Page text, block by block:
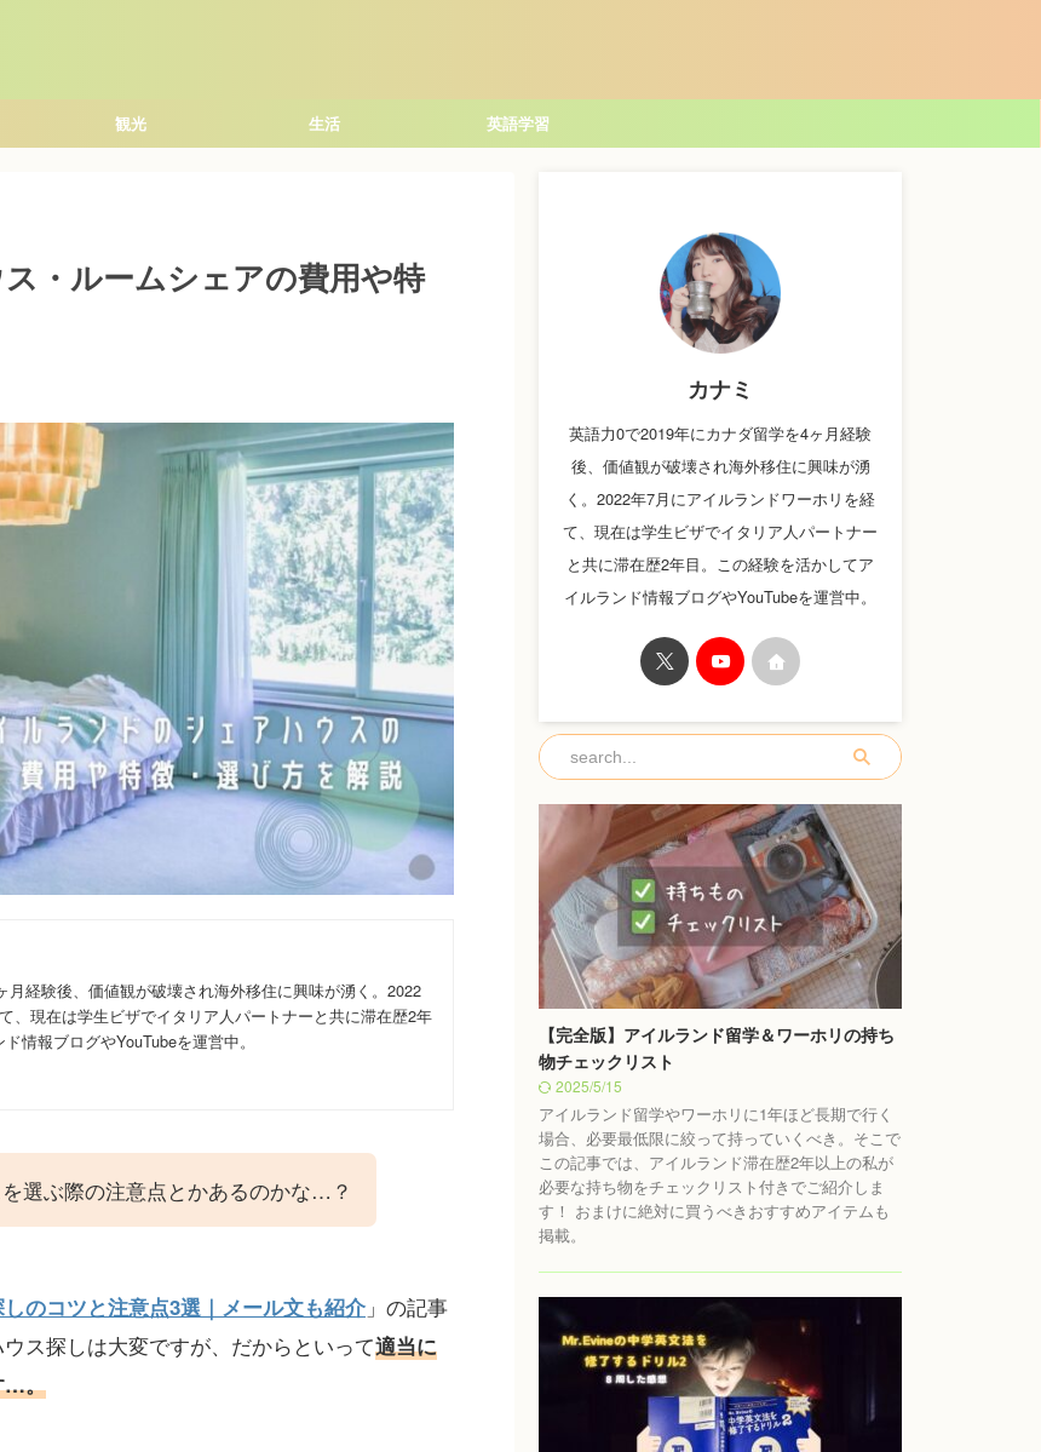
観光 生活 英語学習
・ルームシェアの費用や特
月経験後、価値観が破壊され海外移住に興味が湧く。2022
、現在は学生ビザでイタリア人パートナーと共に滞在歴2年
情報ブログやYouTubeを運営中。
選ぶ際の注意点とかあるのかな…？
のコツと注意点3選｜メール文も紹介 」の記事
ス探しは大変ですが、だからといって適当に
…。
カナミ
英語力0で2019年にカナダ留学を4ヶ月経験
後、価値観が破壊され海外移住に興味が湧
く。2022年7月にアイルランドワーホリを経
て、現在は学生ビザでイタリア人パートナー
と共に滞在歴2年目。この経験を活かしてア
イルランド情報ブログやYouTubeを運営中。
【完全版】アイルランド留学＆ワーホリの持ち
物チェックリスト
2025/5/15
アイルランド留学やワーホリに1年ほど長期で行く
場合、必要最低限に絞って持っていくべき。そこで
この記事では、アイルランド滞在歴2年以上の私が
必要な持ち物をチェックリスト付きでご紹介しま
す！ おまけに絶対に買うべきおすすめアイテムも
掲載。